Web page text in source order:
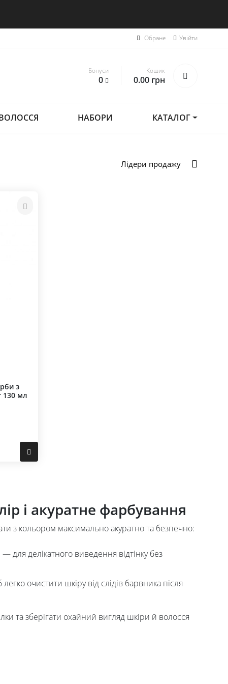
Обране Увійти
Бонуси
0
Кошик
0.00 грн
НАБОРИ КАТАЛОГ
з
130 мл
і акуратне фарбування
з кольором максимально акуратно та безпечно:
— для делікатного виведення відтінку без
очистити шкіру від слідів барвника після
та зберігати охайний вигляд шкіри й волосся